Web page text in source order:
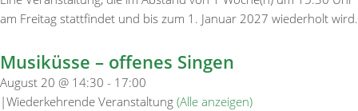
am Freitag stattfindet und bis zum 1. Januar 2027 wiederholt wird.
Musiküsse – offenes Singen
August 20 @ 14:30 - 17:00
|Wiederkehrende Veranstaltung (Alle anzeigen)